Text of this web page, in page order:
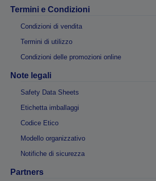
Termini e Condizioni
Condizioni di vendita
Termini di utilizzo
Condizioni delle promozioni online
Note legali
Safety Data Sheets
Etichetta imballaggi
Codice Etico
Modello organizzativo
Notifiche di sicurezza
Partners